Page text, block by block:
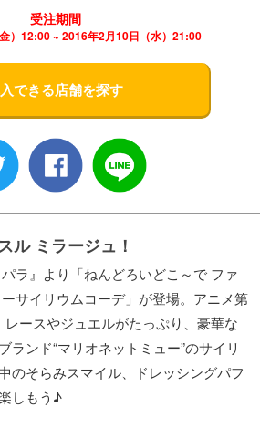
受注期間
）12:00 ~ 2016年2月10日（水）21:00
できる店舗を探す
ル ミラージュ！
ラ』より「ねんどろいどこ～で ファ
サイリウムコーデ」が登場。アニメ第
ースやジュエルがたっぷり、豪華な
ランド“マリオネットミュー”のサイリ
のそらみスマイル、ドレッシングパフ
しもう♪